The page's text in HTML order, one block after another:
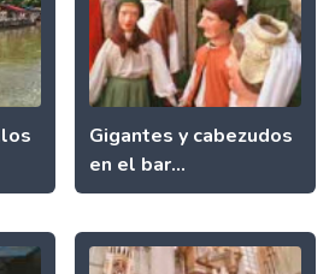
Gigantes y cabezudos
en el bar...